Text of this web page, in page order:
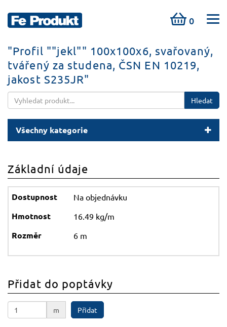
0
"Profil ""jekl"" 100x100x6, svařovaný,
tvářený za studena, ČSN EN 10219,
jakost S235JR"
Hledat
Všechny kategorie
Základní údaje
Na objednávku
16.49 kg/m
6 m
Přidat do poptávky
m Přidat